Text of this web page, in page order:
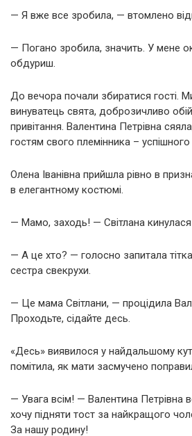
— Я вже все зробила, — втомлено
— Погано зробила, значить. У мене
обдуриш.
До вечора почали збиратися гості.
винуватець свята, доброзичливо
привітання. Валентина Петрівна
гостям свого племінника – успішного
Олена Іванівна прийшла рівно в
в елегантному костюмі.
— Мамо, заходь! — Світлана кинулася
— А це хто? — голосно запитала
сестра свекрухи.
— Це мама Світлани, — процідила
Проходьте, сідайте десь.
«Десь» виявилося у найдальшому
помітила, як мати засмучено
— Увага всім! — Валентина Петрівна
хочу підняти тост за найкращого
За нашу родину!